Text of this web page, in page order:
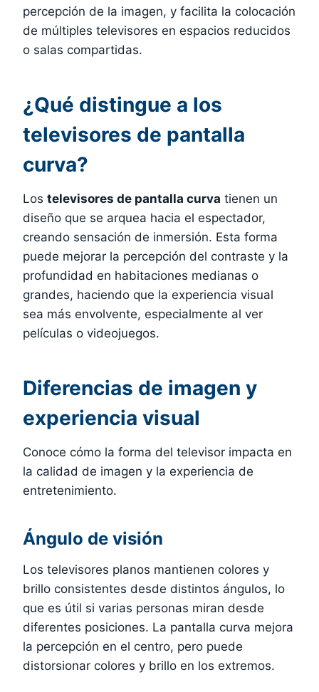
percepción de la imagen, y facilita la colocación
de múltiples televisores en espacios reducidos
o salas compartidas.
¿Qué distingue a los
televisores de pantalla
curva?
Los televisores de pantalla curva tienen un
diseño que se arquea hacia el espectador,
creando sensación de inmersión. Esta forma
puede mejorar la percepción del contraste y la
profundidad en habitaciones medianas o
grandes, haciendo que la experiencia visual
sea más envolvente, especialmente al ver
películas o videojuegos.
Diferencias de imagen y
experiencia visual
Conoce cómo la forma del televisor impacta en
la calidad de imagen y la experiencia de
entretenimiento.
Ángulo de visión
Los televisores planos mantienen colores y
brillo consistentes desde distintos ángulos, lo
que es útil si varias personas miran desde
diferentes posiciones. La pantalla curva mejora
la percepción en el centro, pero puede
distorsionar colores y brillo en los extremos.